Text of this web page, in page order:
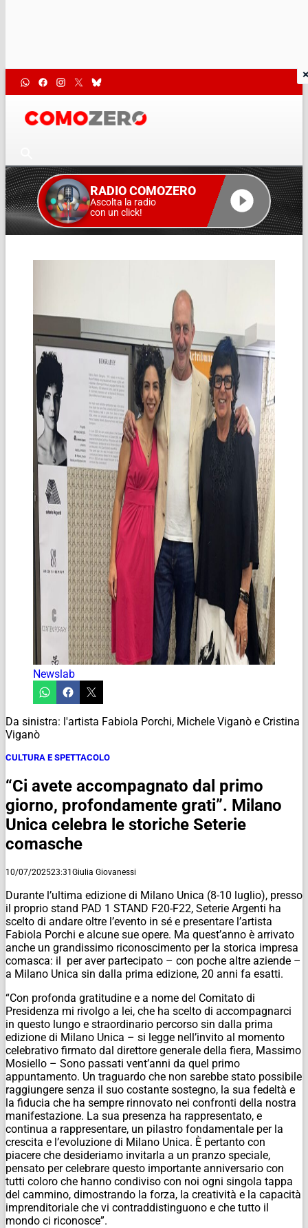
RADIO COMOZERO
Ascolta la radio
con un click!
Newslab
Da sinistra: l'artista Fabiola Porchi, Michele Viganò e Cristina
Viganò
CULTURA E SPETTACOLO
“Ci avete accompagnato dal primo
giorno, profondamente grati”. Milano
Unica celebra le storiche Seterie
comasche
10/07/202523:31Giulia Giovanessi
Durante l’ultima edizione di Milano Unica (8-10 luglio), presso
il proprio stand PAD 1 STAND F20-F22, Seterie Argenti ha
scelto di andare oltre l’evento in sé e presentare l’artista
Fabiola Porchi e alcune sue opere. Ma quest’anno è arrivato
anche un grandissimo riconoscimento per la storica impresa
comasca: il per aver partecipato – con poche altre aziende –
a Milano Unica sin dalla prima edizione, 20 anni fa esatti.
“Con profonda gratitudine e a nome del Comitato di
Presidenza mi rivolgo a lei, che ha scelto di accompagnarci
in questo lungo e straordinario percorso sin dalla prima
edizione di Milano Unica – si legge nell’invito al momento
celebrativo firmato dal direttore generale della fiera, Massimo
Mosiello – Sono passati vent’anni da quel primo
appuntamento. Un traguardo che non sarebbe stato possibile
raggiungere senza il suo costante sostegno, la sua fedeltà e
la fiducia che ha sempre rinnovato nei confronti della nostra
manifestazione. La sua presenza ha rappresentato, e
continua a rappresentare, un pilastro fondamentale per la
crescita e l’evoluzione di Milano Unica. È pertanto con
piacere che desideriamo invitarla a un pranzo speciale,
pensato per celebrare questo importante anniversario con
tutti coloro che hanno condiviso con noi ogni singola tappa
del cammino, dimostrando la forza, la creatività e la capacità
imprenditoriale che vi contraddistinguono e che tutto il
mondo ci riconosce”.